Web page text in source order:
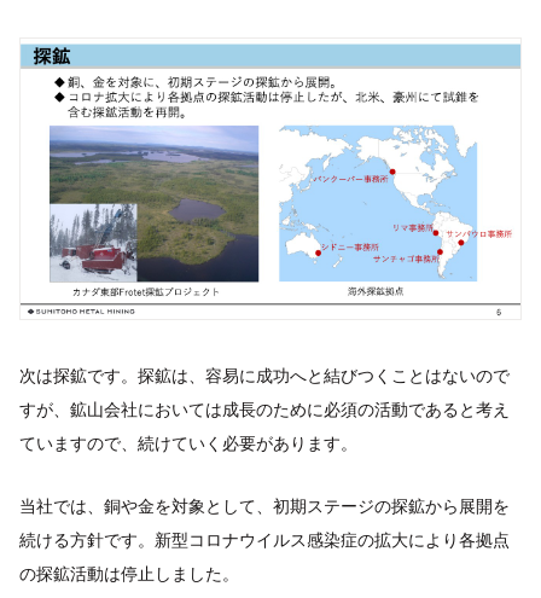
次は探鉱です。探鉱は、容易に成功へと結びつくことはないので
すが、鉱山会社においては成長のために必須の活動であると考え
ていますので、続けていく必要があります。
当社では、銅や金を対象として、初期ステージの探鉱から展開を
続ける方針です。新型コロナウイルス感染症の拡大により各拠点
の探鉱活動は停止しました。